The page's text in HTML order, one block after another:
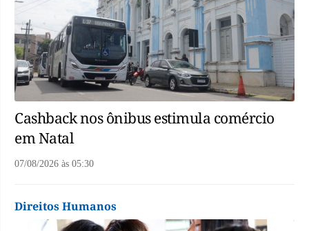
Cashback nos ônibus estimula comércio
em Natal
07/08/2026 às 05:30
Direitos Humanos